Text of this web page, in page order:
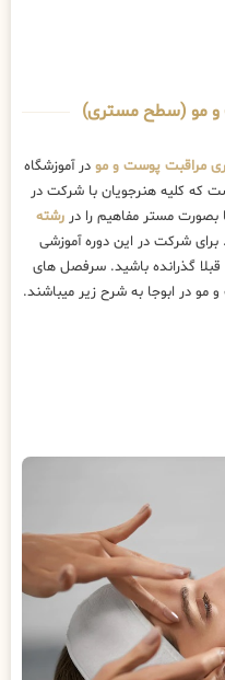
و مو (سطح مستری)
مراقبت پوست و مو در آموزشگاه
که کلیه هنرجویان با شرکت در
بصورت مستر مفاهیم را در رشته
شرکت در این دوره آموزشی
گذرانده باشید. سرفصل های
در ابوجا به شرح زیر میباشند.